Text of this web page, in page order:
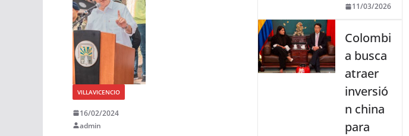
VILLAVICENCIO
16/02/2024
admin
11/03/2026
Colombi
a busca
atraer
inversió
n china
para